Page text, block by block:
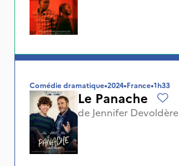
Comédie dramatique•2024•France•1h33
Le Panache
de Jennifer Devoldère